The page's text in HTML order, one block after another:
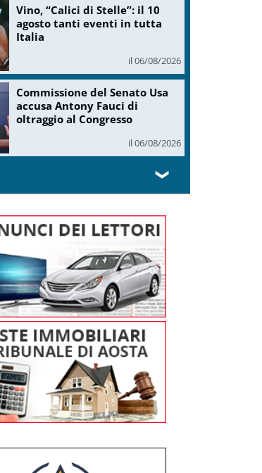
Vino, “Calici di Stelle”: il 10
agosto tanti eventi in tutta
Italia
il 06/08/2026
Commissione del Senato Usa
accusa Antony Fauci di
oltraggio al Congresso
il 06/08/2026
❯